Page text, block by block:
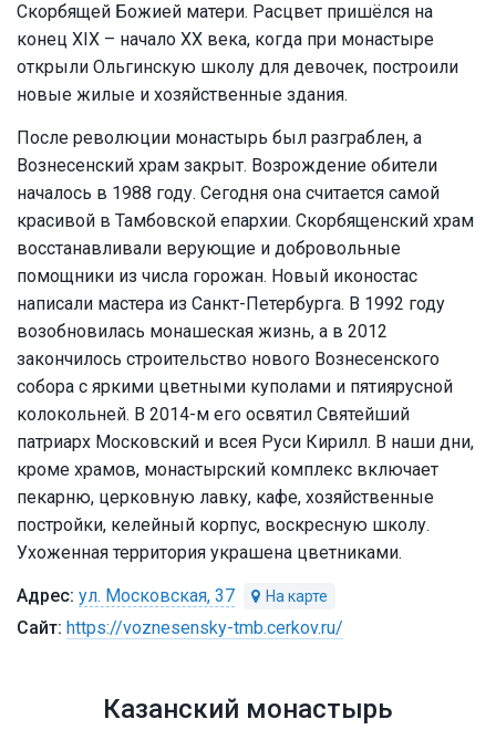
Скорбящей Божией матери. Расцвет пришёлся на
конец XIX – начало XX века, когда при монастыре
открыли Ольгинскую школу для девочек, построили
новые жилые и хозяйственные здания.
После революции монастырь был разграблен, а
Вознесенский храм закрыт. Возрождение обители
началось в 1988 году. Сегодня она считается самой
красивой в Тамбовской епархии. Скорбященский храм
восстанавливали верующие и добровольные
помощники из числа горожан. Новый иконостас
написали мастера из Санкт-Петербурга. В 1992 году
возобновилась монашеская жизнь, а в 2012
закончилось строительство нового Вознесенского
собора с яркими цветными куполами и пятиярусной
колокольней. В 2014-м его освятил Святейший
патриарх Московский и всея Руси Кирилл. В наши дни,
кроме храмов, монастырский комплекс включает
пекарню, церковную лавку, кафе, хозяйственные
постройки, келейный корпус, воскресную школу.
Ухоженная территория украшена цветниками.
ул. Московская, 37
https://voznesensky-tmb.cerkov.ru/
Казанский монастырь